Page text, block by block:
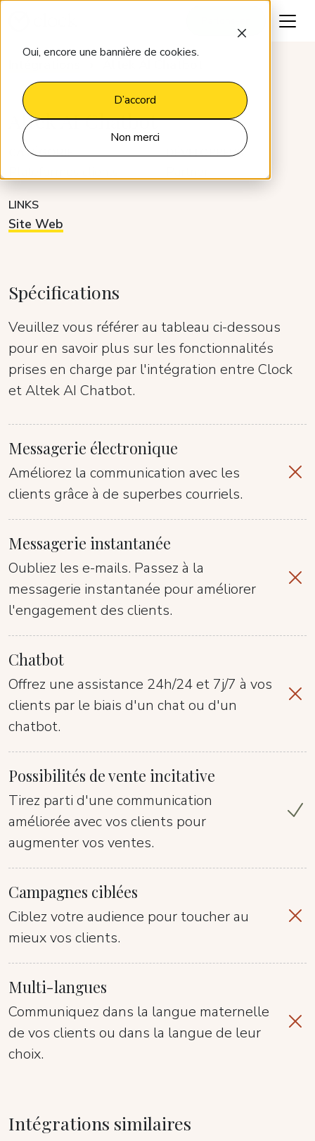
Oui, encore une bannière de cookies.
D’accord
Non merci
Altek AI Chatbot
CATÉGORIE DÉVELOPPEUR
LINKS
Site Web
Spécifications
Veuillez vous référer au tableau ci-dessous
pour en savoir plus sur les fonctionnalités
prises en charge par l'intégration entre Clock
et Altek AI Chatbot.
Messagerie électronique
Améliorez la communication avec les
clients grâce à de superbes courriels.
Messagerie instantanée
Oubliez les e-mails. Passez à la
messagerie instantanée pour améliorer
l'engagement des clients.
Chatbot
Offrez une assistance 24h/24 et 7j/7 à vos
clients par le biais d'un chat ou d'un
chatbot.
Possibilités de vente incitative
Tirez parti d'une communication
améliorée avec vos clients pour
augmenter vos ventes.
Campagnes ciblées
Ciblez votre audience pour toucher au
mieux vos clients.
Multi-langues
Communiquez dans la langue maternelle
de vos clients ou dans la langue de leur
choix.
Intégrations similaires